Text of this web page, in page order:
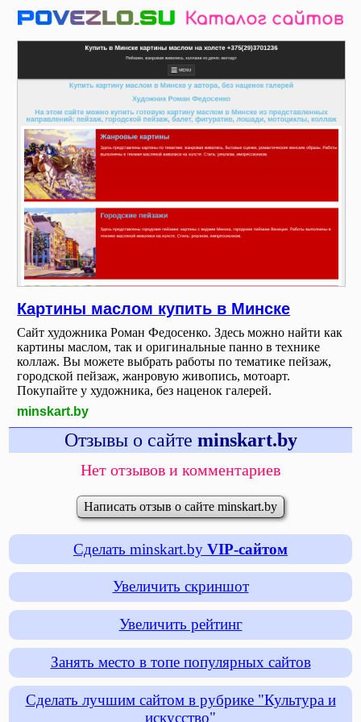
Картины маслом купить в Минске
Сайт художника Роман Федосенко. Здесь можно найти как
картины маслом, так и оригинальные панно в технике
коллаж. Вы можете выбрать работы по тематике пейзаж,
городской пейзаж, жанровую живопись, мотоарт.
Покупайте у художника, без наценок галерей.
minskart.by
Отзывы о сайте minskart.by
Нет отзывов и комментариев
Написать отзыв о сайте minskart.by
Сделать minskart.by VIP-сайтом
Увеличить скриншот
Увеличить рейтинг
Занять место в топе популярных сайтов
Сделать лучшим сайтом в рубрике "Культура и
искусство"